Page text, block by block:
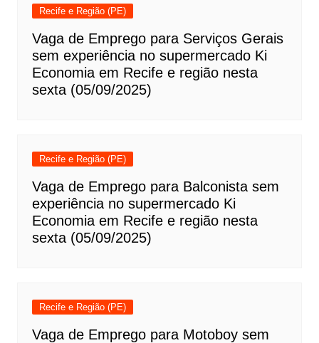
Recife e Região (PE)
Vaga de Emprego para Serviços Gerais
sem experiência no supermercado Ki
Economia em Recife e região nesta
sexta (05/09/2025)
Recife e Região (PE)
Vaga de Emprego para Balconista sem
experiência no supermercado Ki
Economia em Recife e região nesta
sexta (05/09/2025)
Recife e Região (PE)
Vaga de Emprego para Motoboy sem